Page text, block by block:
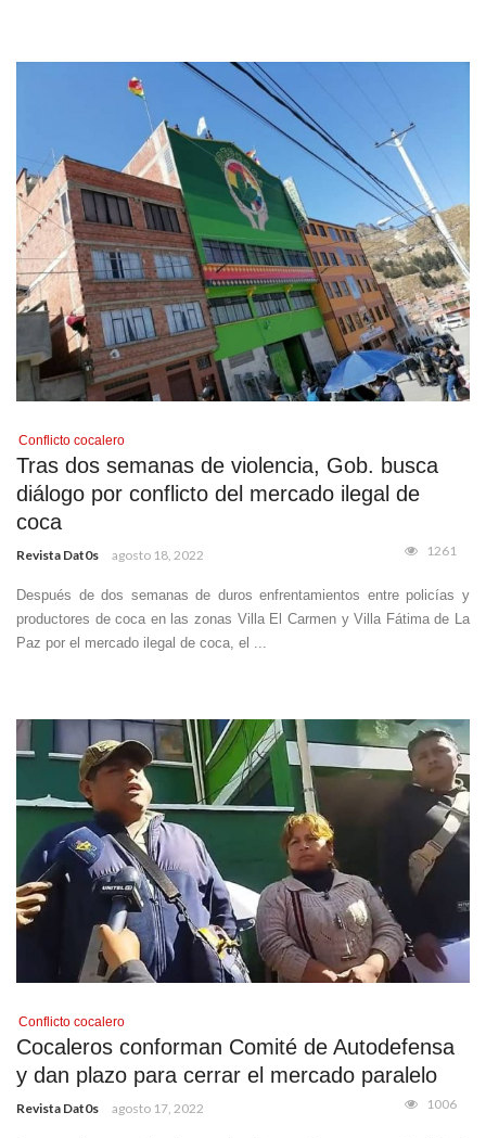
Conflicto cocalero
Tras dos semanas de violencia, Gob. busca
diálogo por conflicto del mercado ilegal de
coca
Revista Dat0s agosto 18, 2022 1261
Después de dos semanas de duros enfrentamientos entre policías y
productores de coca en las zonas Villa El Carmen y Villa Fátima de La
Paz por el mercado ilegal de coca, el ...
Conflicto cocalero
Cocaleros conforman Comité de Autodefensa
y dan plazo para cerrar el mercado paralelo
Revista Dat0s agosto 17, 2022 1006